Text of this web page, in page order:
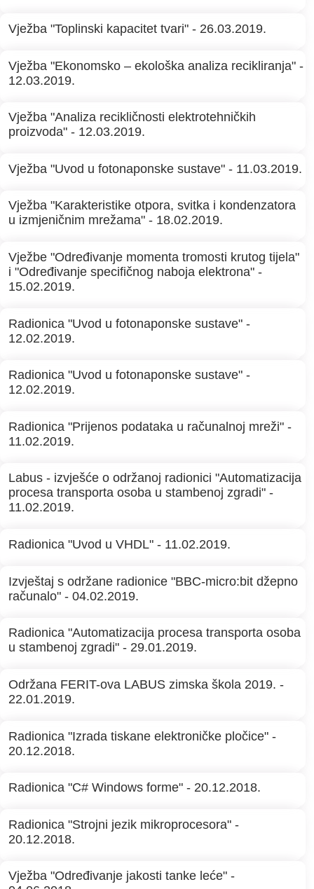
Vježba "Toplinski kapacitet tvari" - 26.03.2019.
Vježba "Ekonomsko – ekološka analiza recikliranja" -
12.03.2019.
Vježba "Analiza recikličnosti elektrotehničkih
proizvoda" - 12.03.2019.
Vježba "Uvod u fotonaponske sustave" - 11.03.2019.
Vježba "Karakteristike otpora, svitka i kondenzatora
u izmjeničnim mrežama" - 18.02.2019.
Vježbe "Određivanje momenta tromosti krutog tijela"
i "Određivanje specifičnog naboja elektrona" -
15.02.2019.
Radionica "Uvod u fotonaponske sustave" -
12.02.2019.
Radionica "Uvod u fotonaponske sustave" -
12.02.2019.
Radionica "Prijenos podataka u računalnoj mreži" -
11.02.2019.
Labus - izvješće o održanoj radionici "Automatizacija
procesa transporta osoba u stambenoj zgradi" -
11.02.2019.
Radionica "Uvod u VHDL" - 11.02.2019.
Izvještaj s održane radionice "BBC-micro:bit džepno
računalo" - 04.02.2019.
Radionica "Automatizacija procesa transporta osoba
u stambenoj zgradi" - 29.01.2019.
Održana FERIT-ova LABUS zimska škola 2019. -
22.01.2019.
Radionica "Izrada tiskane elektroničke pločice" -
20.12.2018.
Radionica "C# Windows forme" - 20.12.2018.
Radionica "Strojni jezik mikroprocesora" -
20.12.2018.
Vježba "Određivanje jakosti tanke leće" -